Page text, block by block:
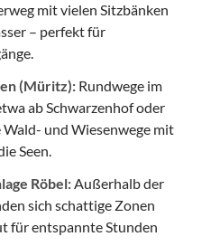
mit vielen Sitzbänken
– perfekt für
(Müritz): Rundwege im
ab Schwarzenhof oder
und Wiesenwege mit
Seen.
Röbel:Außerhalb der
sich schattige Zonen
für entspannte Stunden